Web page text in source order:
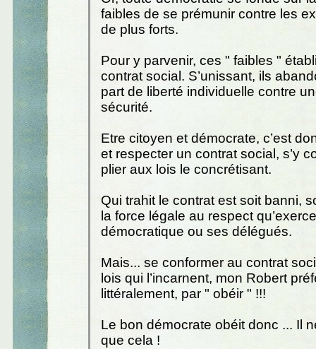
faibles de se prémunir contre les
de plus forts.
Pour y parvenir, ces " faibles "
contrat social. S’unissant, ils
part de liberté individuelle contre
sécurité.
Etre citoyen et démocrate, c’est
et respecter un contrat social, s’y
plier aux lois le concrétisant.
Qui trahit le contrat est soit banni,
la force légale au respect
démocratique ou ses délégués.
Mais... se conformer au contrat
lois qui l’incarnent, mon Robert
littéralement, par " obéir " !!!
Le bon démocrate obéit donc ... Il
que cela !